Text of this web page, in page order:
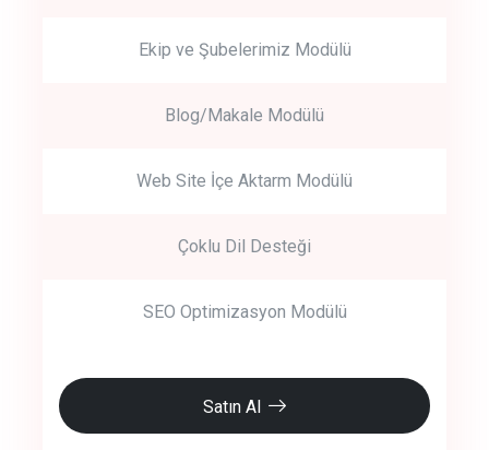
Ekip ve Şubelerimiz Modülü
Blog/Makale Modülü
Web Site İçe Aktarm Modülü
Çoklu Dil Desteği
SEO Optimizasyon Modülü
Satın Al